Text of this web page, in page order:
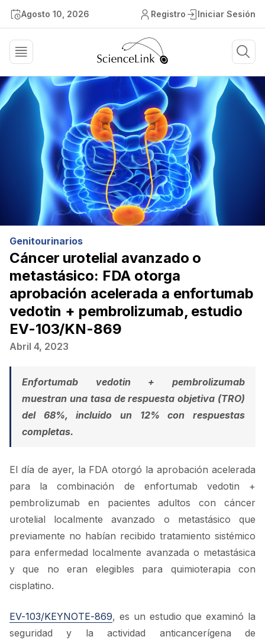
Agosto 10, 2026 Registro Iniciar Sesión
Genitourinarios
Cáncer urotelial avanzado o
metastásico: FDA otorga
aprobación acelerada a enfortumab
vedotin + pembrolizumab, estudio
EV-103/KN-869
Abril 4, 2023
Enfortumab vedotin + pembrolizumab
muestran una tasa de respuesta objetiva (TRO)
del 68%, incluido un 12% con respuestas
completas.
El día de ayer, la FDA otorgó la aprobación acelerada
para la combinación de enfortumab vedotin +
pembrolizumab en pacientes adultos con cáncer
urotelial localmente avanzado o metastásico que
previamente no habían recibido tratamiento sistémico
para enfermedad localmente avanzada o metastásica
y que no eran elegibles para quimioterapia con
cisplatino.
EV-103/KEYNOTE-869, es un estudio que examinó la
seguridad y la actividad anticancerígena de